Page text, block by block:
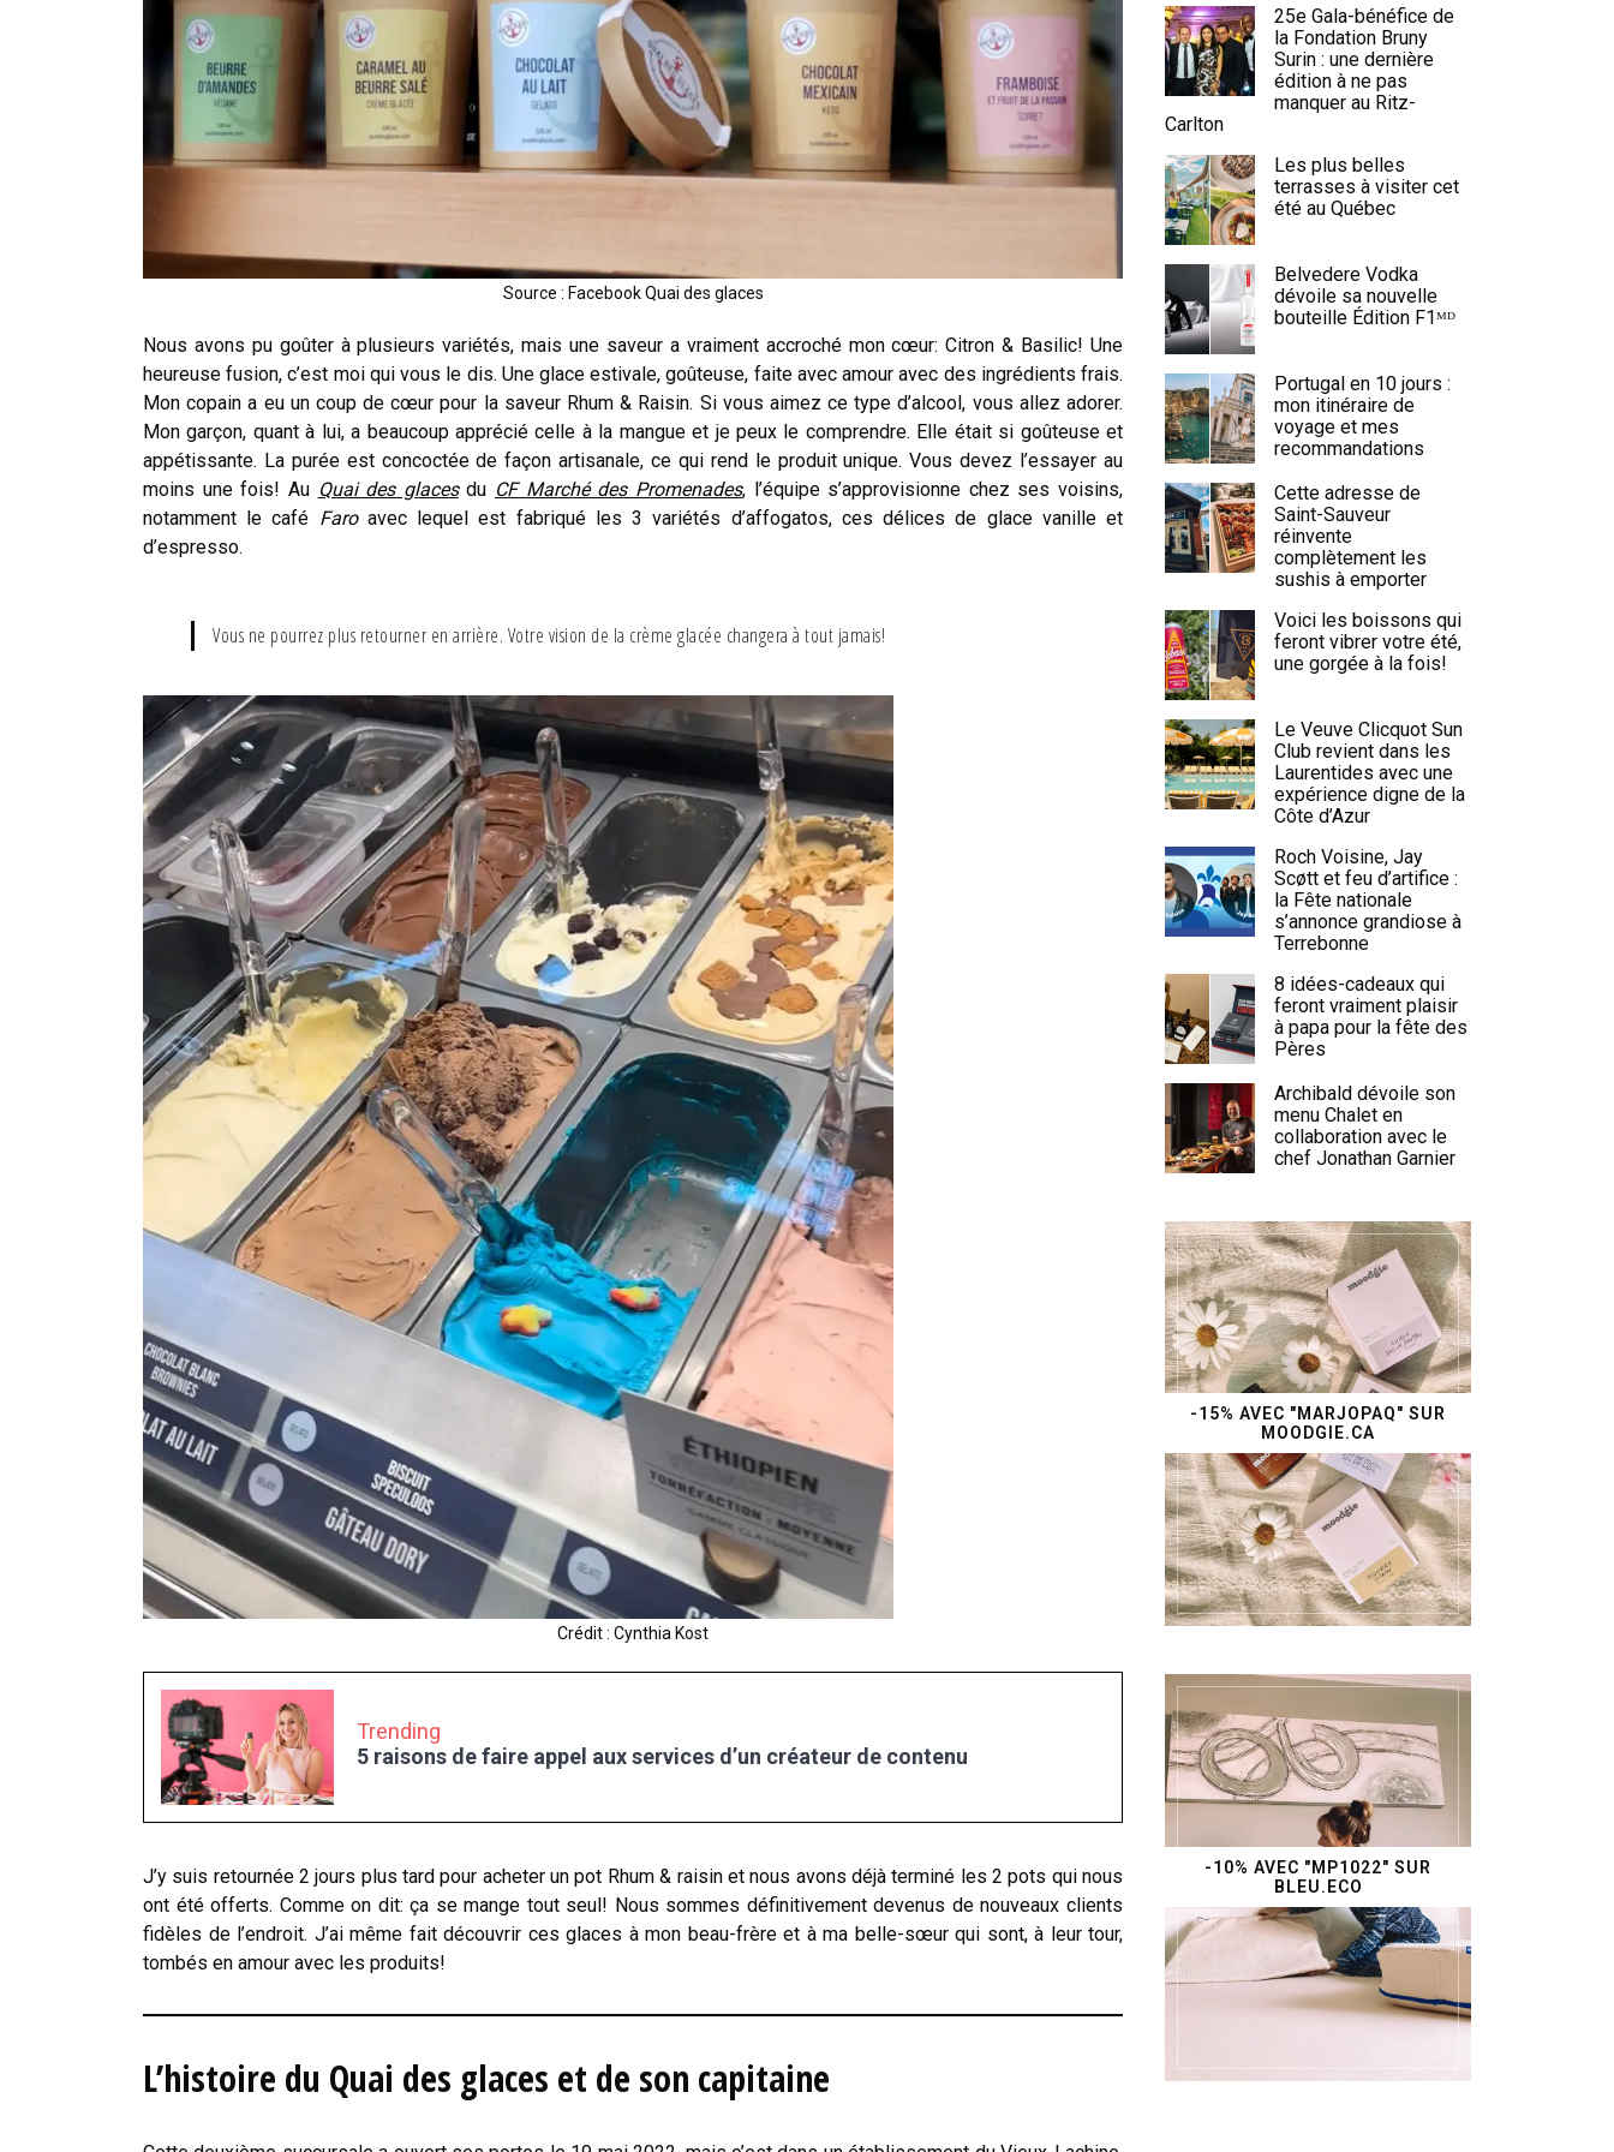
Source : Facebook Quai des glaces
Nous avons pu goûter à plusieurs variétés, mais une saveur a vraiment accroché mon cœur: Citron & Basilic! Une
heureuse fusion, c’est moi qui vous le dis. Une glace estivale, goûteuse, faite avec amour avec des ingrédients frais.
Mon copain a eu un coup de cœur pour la saveur Rhum & Raisin. Si vous aimez ce type d’alcool, vous allez adorer.
Mon garçon, quant à lui, a beaucoup apprécié celle à la mangue et je peux le comprendre. Elle était si goûteuse et
appétissante. La purée est concoctée de façon artisanale, ce qui rend le produit unique. Vous devez l’essayer au
moins une fois! Au Quai des glacesdu CF Marché des Promenades, l’équipe s’approvisionne chez ses voisins,
notamment le café Faroavec lequel est fabriqué les 3 variétés d’affogatos, ces délices de glace vanille et
d’espresso.
Vous ne pourrez plus retourner en arrière. Votre vision de la crème glacée changera à tout jamais!
Crédit : Cynthia Kost
Trending
5 raisons de faire appel aux services d’un créateur de contenu
J’y suis retournée 2 jours plus tard pour acheter un pot Rhum & raisin et nous avons déjà terminé les 2 pots qui nous
ont été offerts. Comme on dit: ça se mange tout seul! Nous sommes définitivement devenus de nouveaux clients
fidèles de l’endroit. J’ai même fait découvrir ces glaces à mon beau-frère et à ma belle-sœur qui sont, à leur tour,
tombés en amour avec les produits!
L’histoire du Quai des glaces et de son capitaine
25e Gala-bénéfice de
la Fondation Bruny
Surin : une dernière
édition à ne pas
manquer au Ritz-
Carlton
Les plus belles
terrasses à visiter cet
été au Québec
Belvedere Vodka
dévoile sa nouvelle
bouteille Édition F1ᴹᴰ
Portugal en 10 jours :
mon itinéraire de
voyage et mes
recommandations
Cette adresse de
Saint-Sauveur
réinvente
complètement les
sushis à emporter
Voici les boissons qui
feront vibrer votre été,
une gorgée à la fois!
Le Veuve Clicquot Sun
Club revient dans les
Laurentides avec une
expérience digne de la
Côte d’Azur
Roch Voisine, Jay
Scøtt et feu d’artifice :
la Fête nationale
s’annonce grandiose à
Terrebonne
8 idées-cadeaux qui
feront vraiment plaisir
à papa pour la fête des
Pères
Archibald dévoile son
menu Chalet en
collaboration avec le
chef Jonathan Garnier
-15% AVEC "MARJOPAQ" SUR
MOODGIE.CA
-10% AVEC "MP1022" SUR
BLEU.ECO